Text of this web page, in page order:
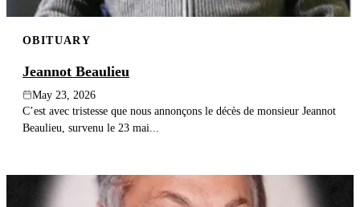
OBITUARY
Jeannot Beaulieu
May 23, 2026
C’est avec tristesse que nous annonçons le décès de monsieur Jeannot
Beaulieu, survenu le 23 mai...